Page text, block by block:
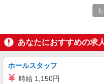
保育士
【保育
ため時給アップ！ ※交通費全額
神奈川
あなたにおすすめの求
ホールスタッフ
時給 1,150円